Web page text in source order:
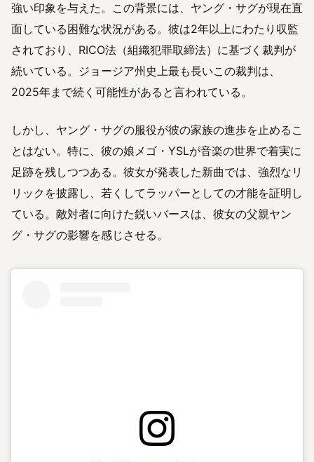
強い印象を与えた。この背景には、ヤング・サグが現在直
面している困難な状況がある。彼は2年以上にわたり収監
されており、RICO法（組織犯罪取締法）に基づく裁判が
続いている。ジョージア州史上最も長いこの裁判は、
2025年まで続く可能性があると言われている。
しかし、ヤング・サグの服役が彼の家族の進歩を止めるこ
とはない。特に、彼の娘メゴ・YSLが音楽の世界で着実に
足跡を残しつつある。彼女が発表した新曲では、強烈なリ
リックを披露し、若くしてラッパーとしての才能を証明し
ている。敵対者に向けた鋭いバースは、彼女の父親ヤン
グ・サグの影響を感じさせる。